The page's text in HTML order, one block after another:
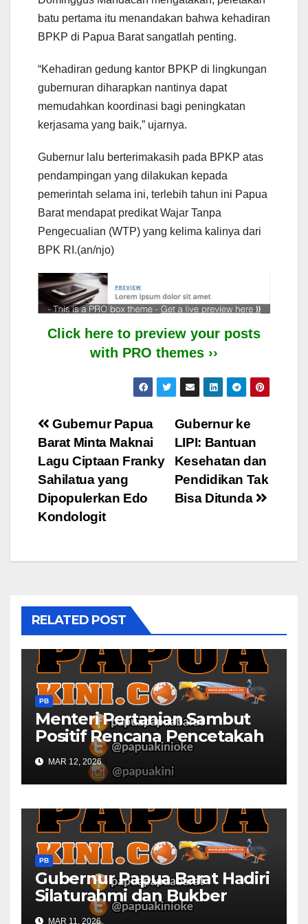
batu pertama itu menandakan bahwa kehadiran
BPKP di Papua Barat sangatlah penting.
“Kehadiran gedung kantor BPKP di lingkungan
gubernuran diharapkan nantinya dapat
memudahkan koordinasi bagi peningkatan
kerjasama yang baik,” ujarnya.
Gubernur lalu berterimakasih pada BPKP atas
pendampingan yang dilakukan kepada
pemerintah selama ini, terlebih tahun ini Papua
Barat mendapat predikat Wajar Tanpa
Pengecualian (WTP) yang kelima kalinya dari
BPK RI.(an/njo)
Click here to preview your posts
with PRO themes ››
Post
navigation
Gubernur ke
LIPI: Bantuan
Kesehatan dan
Pendidikan Tak
Bisa Ditunda
Gubernur Papua
Barat Minta Maknai
Lagu Ciptaan Franky
Sahilatua yang
Dipopulerkan Edo
Kondologit
RELATED POST
PB
Menteri Pertanian Sambut
Positif Rencana Pencetakah
Sawah dan Ladang di Papua
Barat
MAR 12, 2026
PB
Gubernur Papua Barat Hadiri
Silaturahmi dan Bukber
Bersama DPR RI dan
MAR 11, 2026